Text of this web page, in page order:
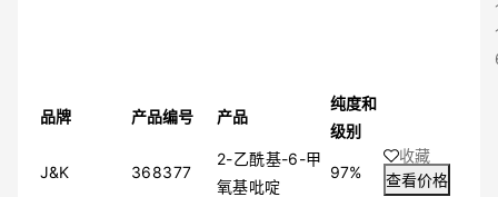
其他
品牌 产品编号 产品
纯度和
级别
J&K 368377
2-乙酰基-6-甲
氧基吡啶
97%
收藏
查看价格